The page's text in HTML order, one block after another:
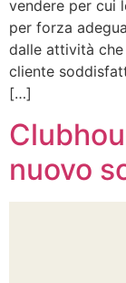
vendere per cui
per forza
dalle attività
cliente
[…]
nuovo